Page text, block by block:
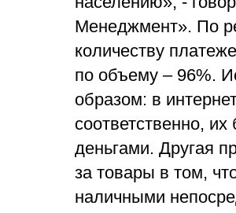
Менеджмент». По
количеству
по объему – 96%.
образом: в
соответственно,
деньгами. Другая
за товары в том,
наличными